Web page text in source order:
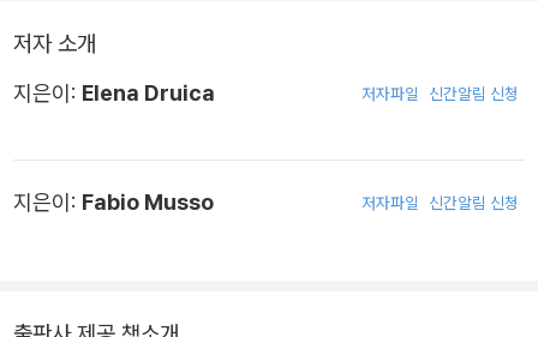
저자 소개
지은이: Elena Druica 저자파일 신간알림 신청
지은이: Fabio Musso 저자파일 신간알림 신청